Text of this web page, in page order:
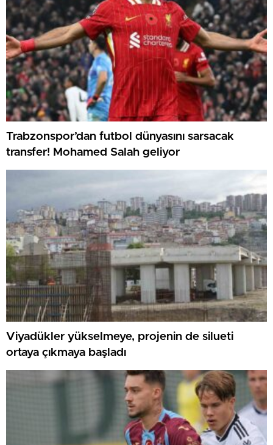
Trabzonspor’dan futbol dünyasını sarsacak
transfer! Mohamed Salah geliyor
Viyadükler yükselmeye, projenin de silueti
ortaya çıkmaya başladı